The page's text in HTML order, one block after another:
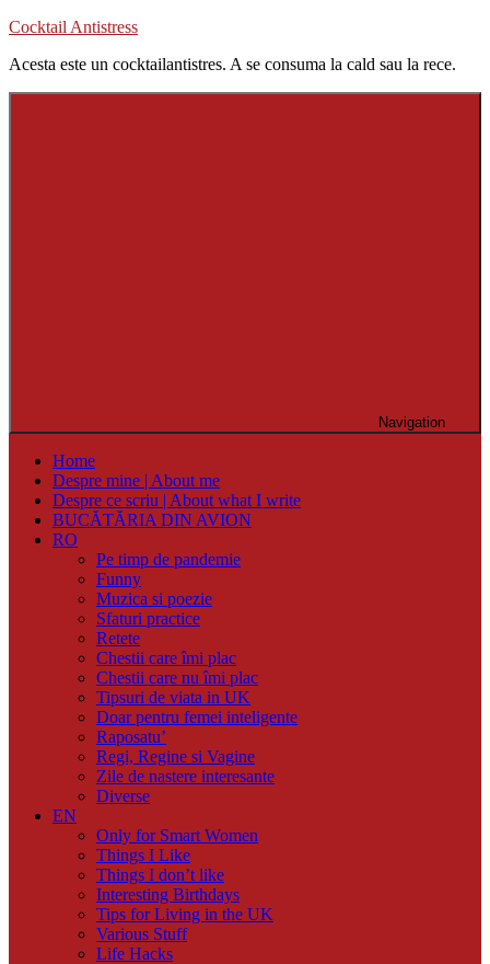
Skip
content
Cocktail Antistress
Acesta este un cocktailantistres. A se consuma la cald sau la rece.
Navigation
Home
Despre mine | About me
Despre ce scriu | About what I write
BUCĂTĂRIA DIN AVION
RO
Pe timp de pandemie
Funny
Muzica si poezie
Sfaturi practice
Retete
Chestii care îmi plac
Chestii care nu îmi plac
Tipsuri de viata in UK
Doar pentru femei inteligente
Raposatu’
Regi, Regine si Vagine
Zile de nastere interesante
Diverse
EN
Only for Smart Women
Things I Like
Things I don’t like
Interesting Birthdays
Tips for Living in the UK
Various Stuff
Life Hacks